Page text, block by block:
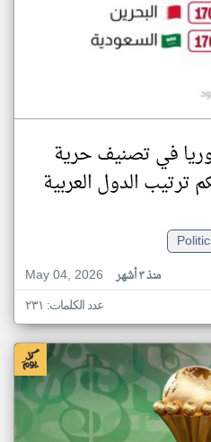
في تصنيف حرية
ترتيب الدول العربية
May 04, 2026
منذ ٣ أشهر
عدد الكلمات: ٢٣١